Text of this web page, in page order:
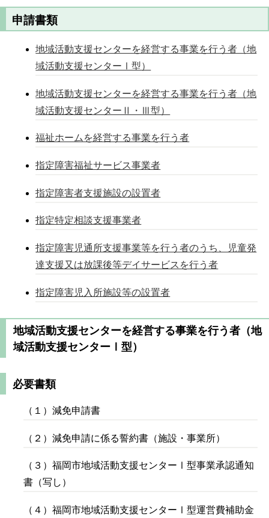
申請書類
地域活動支援センターを経営する事業を行う者（地
域活動支援センターⅠ型）
地域活動支援センターを経営する事業を行う者（地
域活動支援センターⅡ・Ⅲ型）
福祉ホームを経営する事業を行う者
指定障害福祉サービス事業者
指定障害者支援施設の設置者
指定特定相談支援事業者
指定障害児通所支援事業等を行う者のうち、児童発
達支援又は放課後等デイサービスを行う者
指定障害児入所施設等の設置者
地域活動支援センターを経営する事業を行う者（地
域活動支援センターⅠ型）
必要書類
（１）減免申請書
（２）減免申請に係る誓約書（施設・事業所）
（３）福岡市地域活動支援センターⅠ型事業承認通知
書（写し）
（４）福岡市地域活動支援センターⅠ型運営費補助金